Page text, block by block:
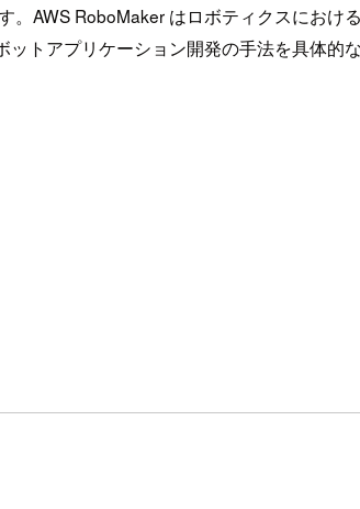
AWS RoboMaker はロボティクスにお
トアプリケーション開発の手法を具体的